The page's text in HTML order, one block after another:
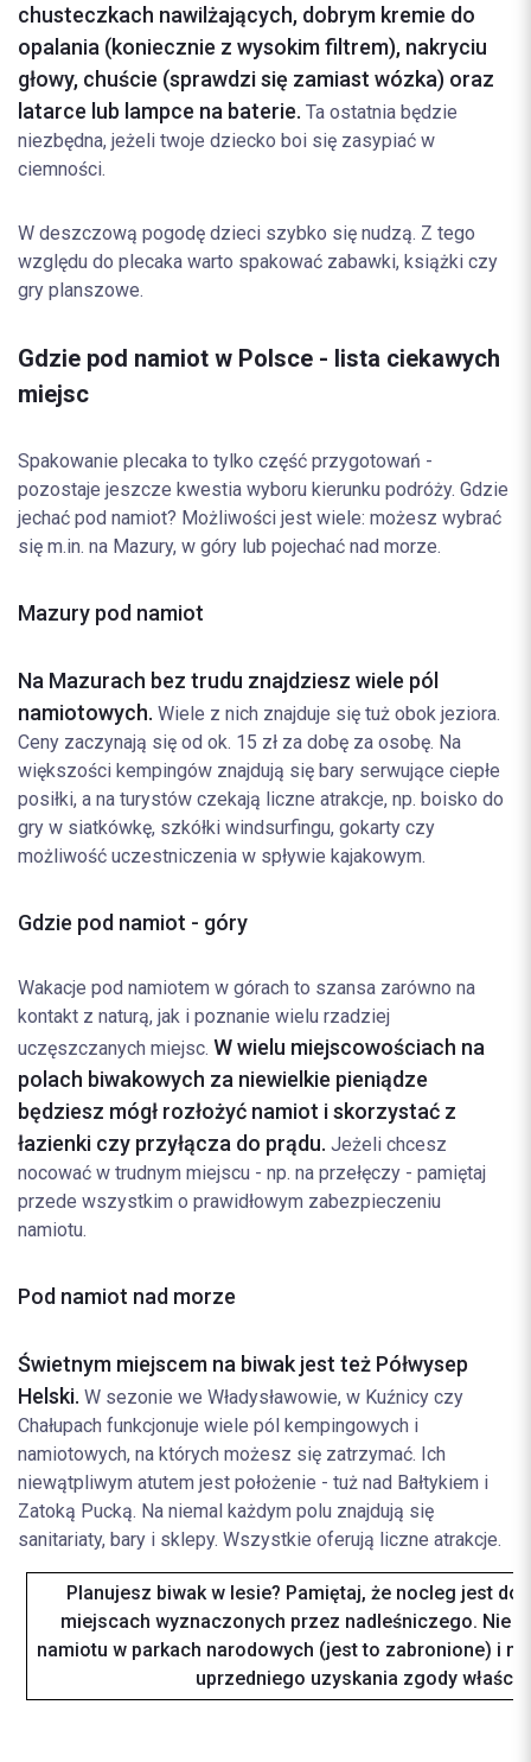
chusteczkach nawilżających, dobrym kremie do
opalania (koniecznie z wysokim filtrem), nakryciu
głowy, chuście (sprawdzi się zamiast wózka) oraz
latarce lub lampce na baterie. Ta ostatnia będzie
niezbędna, jeżeli twoje dziecko boi się zasypiać w
ciemności.
W deszczową pogodę dzieci szybko się nudzą. Z tego
względu do plecaka warto spakować zabawki, książki czy
gry planszowe.
Gdzie pod namiot w Polsce - lista ciekawych
miejsc
Spakowanie plecaka to tylko część przygotowań -
pozostaje jeszcze kwestia wyboru kierunku podróży. Gdzie
jechać pod namiot? Możliwości jest wiele: możesz wybrać
się m.in. na Mazury, w góry lub pojechać nad morze.
Mazury pod namiot
Na Mazurach bez trudu znajdziesz wiele pól
namiotowych. Wiele z nich znajduje się tuż obok jeziora.
Ceny zaczynają się od ok. 15 zł za dobę za osobę. Na
większości kempingów znajdują się bary serwujące ciepłe
posiłki, a na turystów czekają liczne atrakcje, np. boisko do
gry w siatkówkę, szkółki windsurfingu, gokarty czy
możliwość uczestniczenia w spływie kajakowym.
Gdzie pod namiot - góry
Wakacje pod namiotem w górach to szansa zarówno na
kontakt z naturą, jak i poznanie wielu rzadziej
uczęszczanych miejsc. W wielu miejscowościach na
polach biwakowych za niewielkie pieniądze
będziesz mógł rozłożyć namiot i skorzystać z
łazienki czy przyłącza do prądu. Jeżeli chcesz
nocować w trudnym miejscu - np. na przełęczy - pamiętaj
przede wszystkim o prawidłowym zabezpieczeniu
namiotu.
Pod namiot nad morze
Świetnym miejscem na biwak jest też Półwysep
Helski. W sezonie we Władysławowie, w Kuźnicy czy
Chałupach funkcjonuje wiele pól kempingowych i
namiotowych, na których możesz się zatrzymać. Ich
niewątpliwym atutem jest położenie - tuż nad Bałtykiem i
Zatoką Pucką. Na niemal każdym polu znajdują się
sanitariaty, bary i sklepy. Wszystkie oferują liczne atrakcje.
Planujesz biwak w lesie? Pamiętaj, że nocleg jest
miejscach wyznaczonych przez nadleśniczego. Nie
namiotu w parkach narodowych (jest to zabronione) i
uprzedniego uzyskania zgody